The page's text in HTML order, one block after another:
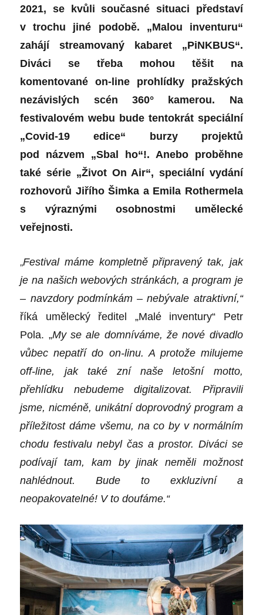
2021, se kvůli současné situaci představí
v trochu jiné podobě. „Malou inventuru“
zahájí streamovaný kabaret „PiNKBUS“.
Diváci se třeba mohou těšit na
komentované on-line prohlídky pražských
nezávislých scén 360° kamerou. Na
festivalovém webu bude tentokrát speciální
„Covid-19 edice“ burzy projektů
pod názvem „Sbal ho“!. Anebo proběhne
také série „Život On Air“, speciální vydání
rozhovorů Jiřího Šimka a Emila Rothermela
s výraznými osobnostmi umělecké
veřejnosti.
„Festival máme kompletně připravený tak, jak
je na našich webových stránkách, a program je
– navzdory podmínkám – nebývale atraktivní,“
říká umělecký ředitel „Malé inventury“ Petr
Pola. „My se ale domníváme, že nové divadlo
vůbec nepatří do on-linu. A protože milujeme
off-line, jak také zní naše letošní motto,
přehlídku nebudeme digitalizovat. Připravili
jsme, nicméně, unikátní doprovodný program a
příležitost dáme všemu, na co by v normálním
chodu festivalu nebyl čas a prostor. Diváci se
podívají tam, kam by jinak neměli možnost
nahlédnout. Bude to exkluzivní a
neopakovatelné! V to doufáme.“